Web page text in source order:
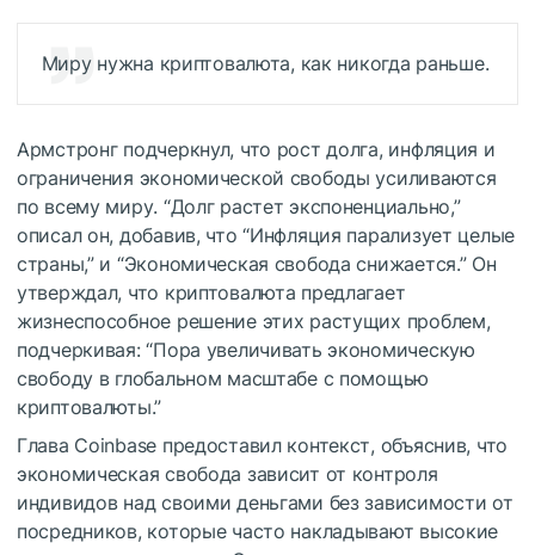
Миру нужна криптовалюта, как никогда раньше.
Армстронг подчеркнул, что рост долга, инфляция и
ограничения экономической свободы усиливаются
по всему миру. “Долг растет экспоненциально,”
описал он, добавив, что “Инфляция парализует целые
страны,” и “Экономическая свобода снижается.” Он
утверждал, что криптовалюта предлагает
жизнеспособное решение этих растущих проблем,
подчеркивая: “Пора увеличивать экономическую
свободу в глобальном масштабе с помощью
криптовалюты.”
Глава Coinbase предоставил контекст, объяснив, что
экономическая свобода зависит от контроля
индивидов над своими деньгами без зависимости от
посредников, которые часто накладывают высокие